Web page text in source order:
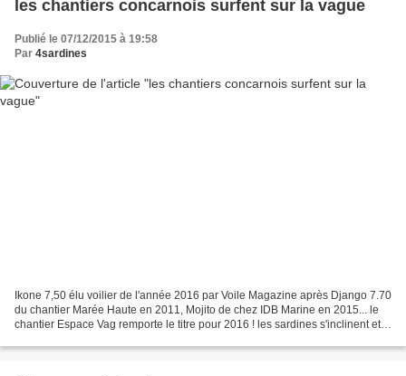
les chantiers concarnois surfent sur la vague
Publié le 07/12/2015 à 19:58
Par 4sardines
Ikone 7,50 élu voilier de l'année 2016 par Voile Magazine après Django 7.70
du chantier Marée Haute en 2011, Mojito de chez IDB Marine en 2015... le
chantier Espace Vag remporte le titre pour 2016 ! les sardines s'inclinent et